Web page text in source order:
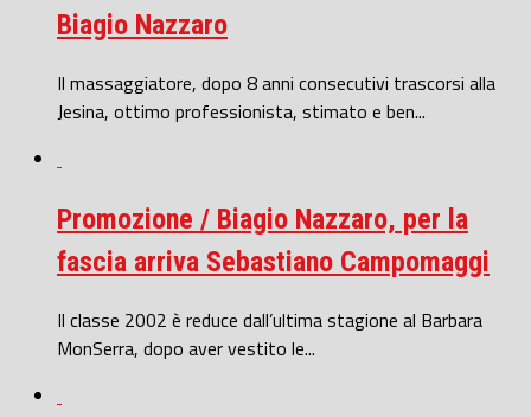
Biagio Nazzaro
Il massaggiatore, dopo 8 anni consecutivi trascorsi alla
Jesina, ottimo professionista, stimato e ben...
Promozione / Biagio Nazzaro, per la
fascia arriva Sebastiano Campomaggi
Il classe 2002 è reduce dall’ultima stagione al Barbara
MonSerra, dopo aver vestito le...